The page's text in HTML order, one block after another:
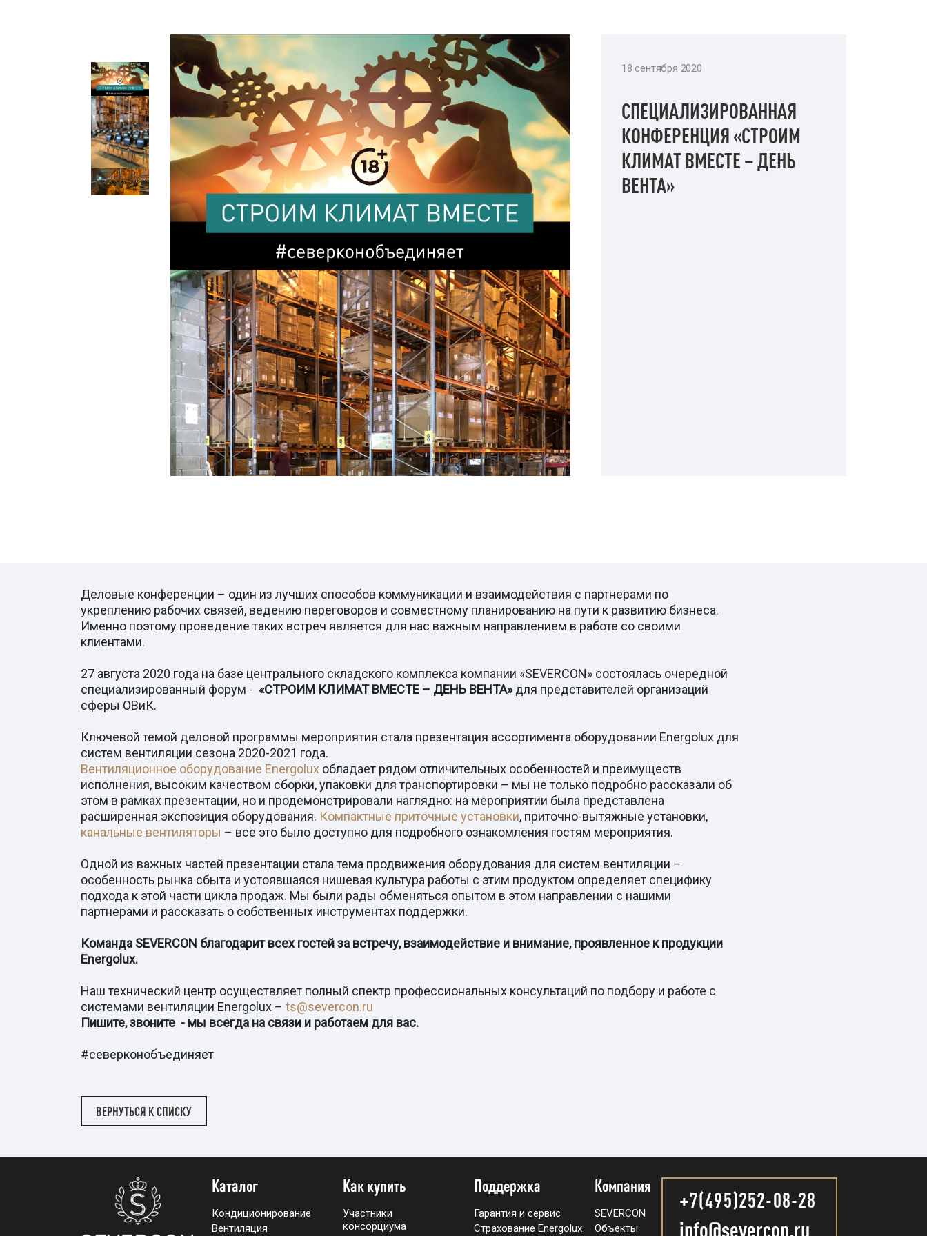
18 сентября 2020
СПЕЦИАЛИЗИРОВАННАЯ
КОНФЕРЕНЦИЯ «СТРОИМ
КЛИМАТ ВМЕСТЕ – ДЕНЬ
ВЕНТА»
Деловые конференции – один из лучших способов коммуникации и взаимодействия с партнерами по
укреплению рабочих связей, ведению переговоров и совместному планированию на пути к развитию бизнеса.
Именно поэтому проведение таких встреч является для нас важным направлением в работе со своими
клиентами.
27 августа 2020 года на базе центрального складского комплекса компании «SEVERCON» состоялась очередной
специализированный форум - «СТРОИМ КЛИМАТ ВМЕСТЕ – ДЕНЬ ВЕНТА»для представителей организаций
сферы ОВиК.
Ключевой темой деловой программы мероприятия стала презентация ассортимента оборудовании Energolux для
систем вентиляции сезона 2020-2021 года.
Вентиляционное оборудование Energolux обладает рядом отличительных особенностей и преимуществ
исполнения, высоким качеством сборки, упаковки для транспортировки – мы не только подробно рассказали об
этом в рамках презентации, но и продемонстрировали наглядно: на мероприятии была представлена
расширенная экспозиция оборудования. Компактные приточные установки, приточно-вытяжные установки,
канальные вентиляторы – все это было доступно для подробного ознакомления гостям мероприятия.
Одной из важных частей презентации стала тема продвижения оборудования для систем вентиляции –
особенность рынка сбыта и устоявшаяся нишевая культура работы с этим продуктом определяет специфику
подхода к этой части цикла продаж. Мы были рады обменяться опытом в этом направлении с нашими
партнерами и рассказать о собственных инструментах поддержки.
Команда SEVERCON благодарит всех гостей за встречу, взаимодействие и внимание, проявленное к продукции
Energolux.
Наш технический центр осуществляет полный спектр профессиональных консультаций по подбору и работе с
системами вентиляции Energolux – ts@severcon.ru
Пишите, звоните - мы всегда на связи и работаем для вас.
#северконобъединяет
ВЕРНУТЬСЯ К СПИСКУ
Каталог
Кондиционирование
Вентиляция
Как купить
Участники
консорциума
Поддержка
Гарантия и сервис
Страхование Energolux
Компания
SEVERCON
Объекты
+7(495)252-08-28
info@severcon.ru